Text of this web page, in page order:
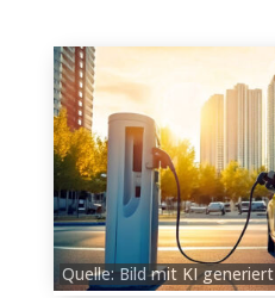
Quelle: Bild mit KI generiert